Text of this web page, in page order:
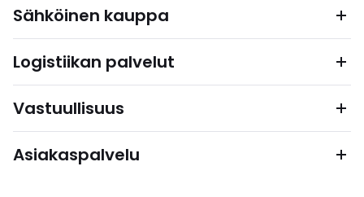
Sähköinen kauppa
Logistiikan palvelut
Vastuullisuus
Asiakaspalvelu